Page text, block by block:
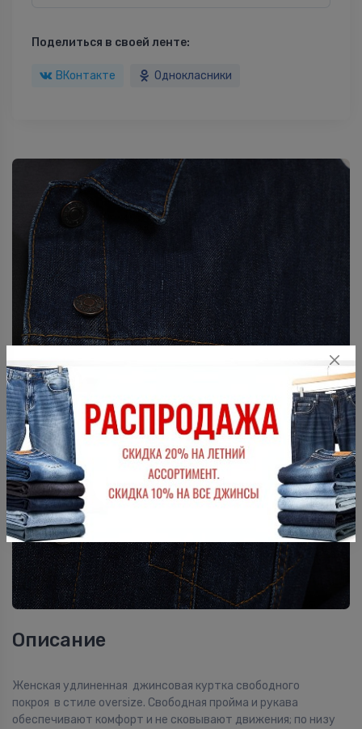
Поделиться в своей ленте:
ВКонтакте Однокласники
Описание
Женская удлиненная джинсовая куртка свободного
покроя в стиле oversize. Свободная пройма и рукава
обеспечивают комфорт и не сковывают движения; по низу